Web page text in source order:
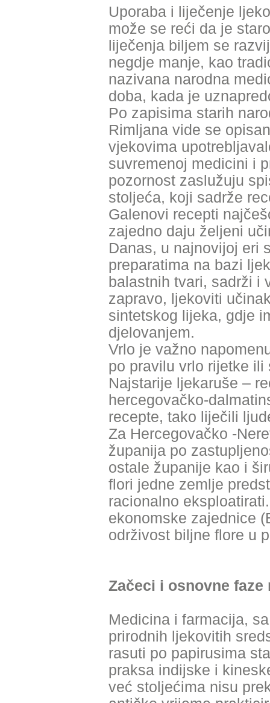
Uporaba i liječenje
može se reći da je
liječenja biljem se
negdje manje, kao
nazivana narodna
doba, kada je
Po zapisima starih
Rimljana vide se
vjekovima
suvremenoj medicini i
pozornost zaslužuju
stoljeća, koji sadrže
Galenovi recepti
zajedno daju željeni
Danas, u najnovijoj eri
preparatima na bazi
balastnih tvari, sadrži i
zapravo, ljekoviti
sintetskog lijeka, gdje
djelovanjem.
Vrlo je važno
po pravilu vrlo rijetke ili
Najstarije ljekaruše –
hercegovačko-
recepte, tako liječili
Za Hercegovačko -
županija po
ostale županije kao i
flori jedne zemlje
racionalno
ekonomske zajednice
održivost biljne flore u
Začeci i osnovne
Medicina i farmacija,
prirodnih ljekovitih
rasuti po papirusima
praksa indijske i
već stoljećima nisu